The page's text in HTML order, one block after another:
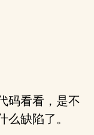
码看看，是不
么缺陷了。